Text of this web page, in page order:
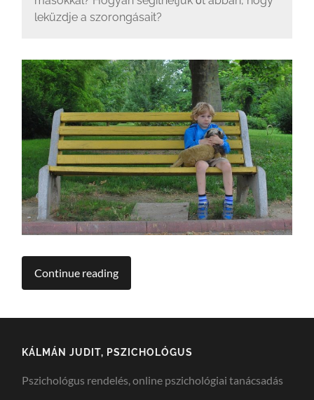
leküzdje a szorongásait?
Continue reading
KÁLMÁN JUDIT, PSZICHOLÓGUS
Pszichológus rendelés, online pszichológiai tanácsadás